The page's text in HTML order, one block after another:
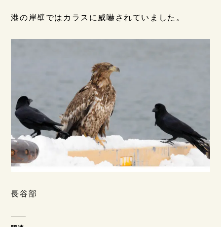
港の岸壁ではカラスに威嚇されていました。
長谷部